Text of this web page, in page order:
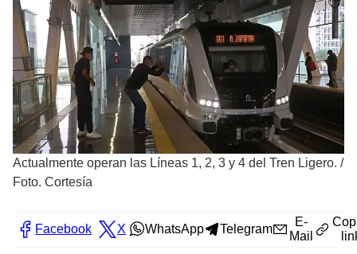
Actualmente operan las Líneas 1, 2, 3 y 4 del Tren Ligero. /
Foto. Cortesía
Facebook X WhatsApp Telegram
E-
Mail